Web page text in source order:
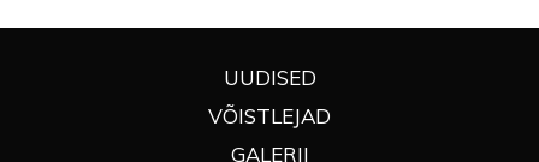
UUDISED
VÕISTLEJAD
GALERII